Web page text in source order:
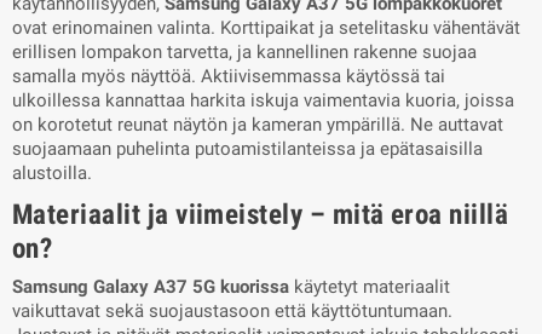
ovat erinomainen valinta. Korttipaikat ja setelitasku vähentävät
erillisen lompakon tarvetta, ja kannellinen rakenne suojaa
samalla myös näyttöä. Aktiivisemmassa käytössä tai
ulkoillessa kannattaa harkita iskuja vaimentavia kuoria, joissa
on korotetut reunat näytön ja kameran ympärillä. Ne auttavat
suojaamaan puhelinta putoamistilanteissa ja epätasaisilla
alustoilla.
Materiaalit ja viimeistely – mitä eroa niillä
on?
Samsung Galaxy A37 5G kuorissa käytetyt materiaalit
vaikuttavat sekä suojaustasoon että käyttötuntumaan.